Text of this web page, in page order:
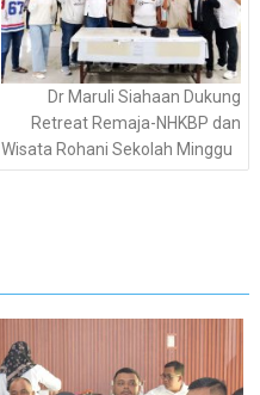
Dr Maruli Siahaan Dukung
Retreat Remaja-NHKBP dan
Wisata Rohani Sekolah Minggu